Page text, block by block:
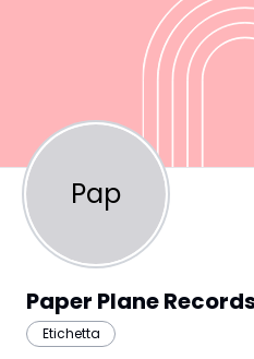
Pap
Paper Plane
Etichetta